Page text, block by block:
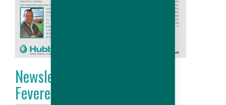
Newsletter Hubbard # 20 -
Fevereiro 2020